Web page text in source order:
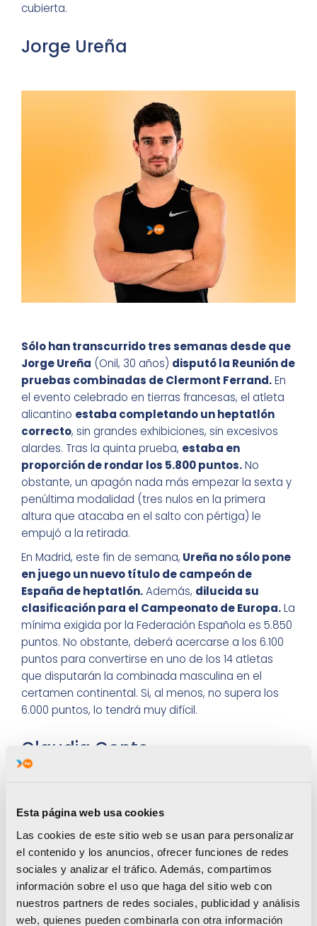
Esta página web usa cookies
Las cookies de este sitio web se usan para personalizar
el contenido y los anuncios, ofrecer funciones de redes
sociales y analizar el tráfico. Además, compartimos
información sobre el uso que haga del sitio web con
nuestros partners de redes sociales, publicidad y análisis
web, quienes pueden combinarla con otra información
cubierta.
Jorge Ureña
Sólo han transcurrido tres semanas desde que
Jorge Ureña (Onil, 30 años) disputó la Reunión de
pruebas combinadas de Clermont Ferrand.En
el evento celebrado en tierras francesas, el atleta
alicantino estaba completando un heptatlón
correcto, sin grandes exhibiciones, sin excesivos
alardes. Tras la quinta prueba, estaba en
proporción de rondar los 5.800 puntos.No
obstante, un apagón nada más empezar la sexta y
penúltima modalidad (tres nulos en la primera
altura que atacaba en el salto con pértiga) le
empujó a la retirada.
En Madrid, este fin de semana, Ureña no sólo pone
en juego un nuevo título de campeón de
España de heptatlón.Además, dilucida su
clasificación para el Campeonato de Europa.La
mínima exigida por la Federación Española es 5.850
puntos. No obstante, deberá acercarse a los 6.100
puntos para convertirse en uno de los 14 atletas
que disputarán la combinada masculina en el
certamen continental. Si, al menos, no supera los
6.000 puntos, lo tendrá muy difícil.
Claudia Conte